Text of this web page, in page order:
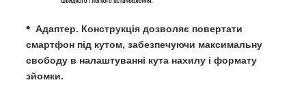
Адаптер. Конструкція дозволяє повертати
смартфон під кутом, забезпечуючи максимальну
свободу в налаштуванні кута нахилу і формату
зйомки.